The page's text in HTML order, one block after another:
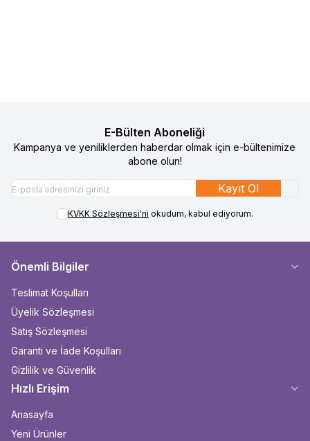
E-Bülten Aboneliği
Kampanya ve yeniliklerden haberdar olmak için e-bültenimize
abone olun!
Kayıt Ol
KVKK Sözleşmesi'ni okudum, kabul ediyorum.
Önemli Bilgiler
Teslimat Koşulları
Üyelik Sözleşmesi
Satış Sözleşmesi
Garanti ve İade Koşulları
Gizlilik ve Güvenlik
Hızlı Erişim
Anasayfa
Yeni Ürünler